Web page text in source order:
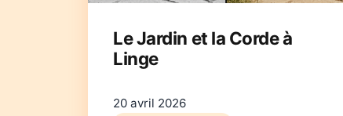
Le Jardin et la Corde à
Linge
20 avril 2026